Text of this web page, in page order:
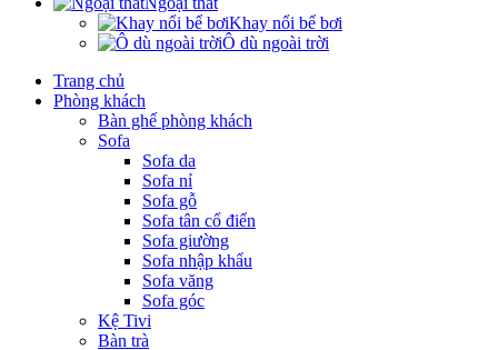
Khay nổi bể bơi
Ô dù ngoài trời
Trang chủ
Phòng khách
Bàn ghế phòng khách
Sofa
Sofa da
Sofa nỉ
Sofa gỗ
Sofa tân cổ điển
Sofa giường
Sofa nhập khẩu
Sofa văng
Sofa góc
Kệ Tivi
Bàn trà